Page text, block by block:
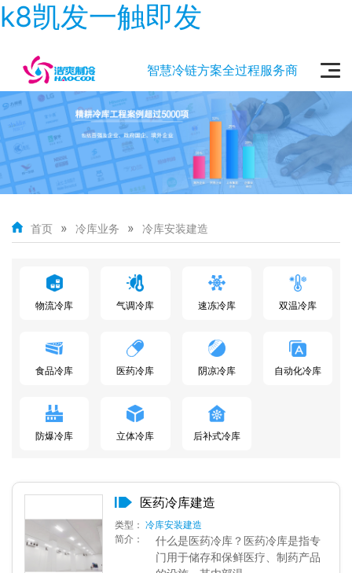
k8凯发一触即发
智慧冷链方案全过程服务商
首页 » 冷库业务 » 冷库安装建造
物流冷库 气调冷库 速冻冷库 双温冷库
食品冷库 医药冷库 阴凉冷库 自动化冷库
防爆冷库 立体冷库 后补式冷库
医药冷库建造
类型： 冷库安装建造
简介：
什么是医药冷库？医药冷库是指专
门用于储存和保鲜医疗、制药产品